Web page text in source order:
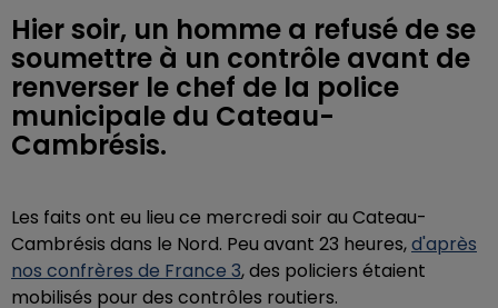
Hier soir, un homme a refusé de se
soumettre à un contrôle avant de
renverser le chef de la police
municipale du Cateau-
Cambrésis.
Les faits ont eu lieu ce mercredi soir au Cateau-
Cambrésis dans le Nord. Peu avant 23 heures,d'après
nos confrères de France 3, des policiers étaient
mobilisés pour des contrôles routiers.